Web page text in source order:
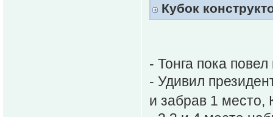
Кубок
- Тонга пока
- Удивил
и забрав 1 место,